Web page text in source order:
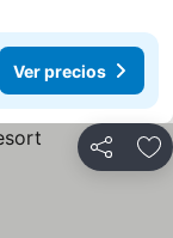
Ver precios
Compartir